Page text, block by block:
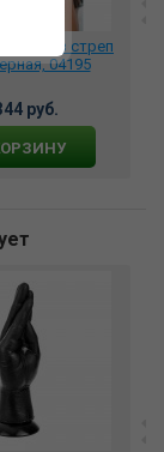
из стреп
04195
руб.